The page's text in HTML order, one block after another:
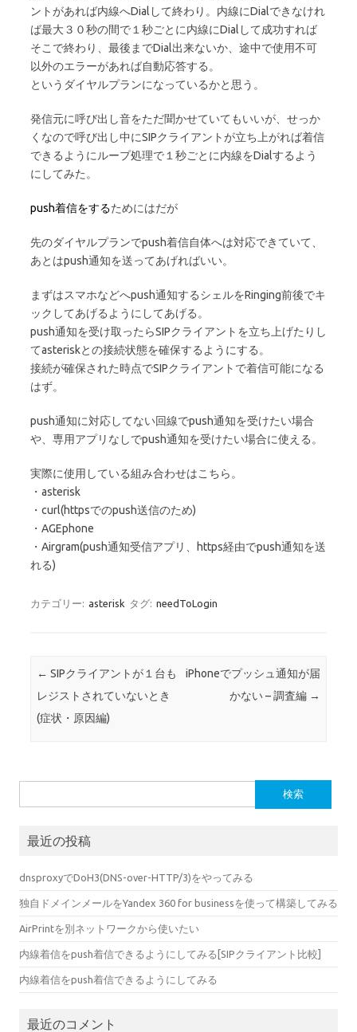
ントがあれば内線へDialして終わり。内線にDialできなけれ
ば最大３０秒の間で１秒ごとに内線にDialして成功すれば
そこで終わり、最後までDial出来ないか、途中で使用不可
以外のエラーがあれば自動応答する。
というダイヤルプランになっているかと思う。
発信元に呼び出し音をただ聞かせていてもいいが、せっか
くなので呼び出し中にSIPクライアントが立ち上がれば着信
できるようにループ処理で１秒ごとに内線をDialするよう
にしてみた。
push着信をするためにはだが
先のダイヤルプランでpush着信自体へは対応できていて、
あとはpush通知を送ってあげればいい。
まずはスマホなどへpush通知するシェルをRinging前後でキ
ックしてあげるようにしてあげる。
push通知を受け取ったらSIPクライアントを立ち上げたりし
てasteriskとの接続状態を確保するようにする。
接続が確保された時点でSIPクライアントで着信可能になる
はず。
push通知に対応してない回線でpush通知を受けたい場合
や、専用アプリなしでpush通知を受けたい場合に使える。
実際に使用している組み合わせはこちら。
・asterisk
・curl(httpsでのpush送信のため)
・AGEphone
・Airgram(push通知受信アプリ、https経由でpush通知を送
れる)
カテゴリー: asterisk タグ: needToLogin
投稿ナビゲーション
← SIPクライアントが１台も
レジストされていないとき
(症状・原因編)
iPhoneでプッシュ通知が届
かない – 調査編 →
索:
最近の投稿
dnsproxyでDoH3(DNS-over-HTTP/3)をやってみる
独自ドメインメールをYandex 360 for businessを使って構築してみる
AirPrintを別ネットワークから使いたい
内線着信をpush着信できるようにしてみる[SIPクライアント比較]
内線着信をpush着信できるようにしてみる
最近のコメント